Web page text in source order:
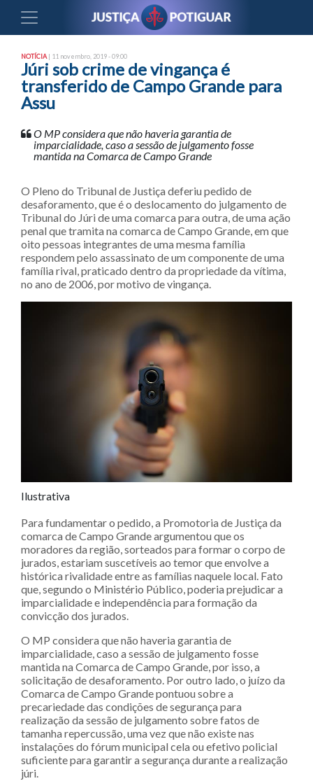
NOTÍCIA | 11 novembro, 2019 - 09:00
Júri sob crime de vingança é
transferido de Campo Grande para
Assu
O MP considera que não haveria garantia de
imparcialidade, caso a sessão de julgamento fosse
mantida na Comarca de Campo Grande
O Pleno do Tribunal de Justiça deferiu pedido de
desaforamento, que é o deslocamento do julgamento de
Tribunal do Júri de uma comarca para outra, de uma ação
penal que tramita na comarca de Campo Grande, em que
oito pessoas integrantes de uma mesma família
respondem pelo assassinato de um componente de uma
família rival, praticado dentro da propriedade da vítima,
no ano de 2006, por motivo de vingança.
Ilustrativa
Para fundamentar o pedido, a Promotoria de Justiça da
comarca de Campo Grande argumentou que os
moradores da região, sorteados para formar o corpo de
jurados, estariam suscetíveis ao temor que envolve a
histórica rivalidade entre as famílias naquele local. Fato
que, segundo o Ministério Público, poderia prejudicar a
imparcialidade e independência para formação da
convicção dos jurados.
O MP considera que não haveria garantia de
imparcialidade, caso a sessão de julgamento fosse
mantida na Comarca de Campo Grande, por isso, a
solicitação de desaforamento. Por outro lado, o juízo da
Comarca de Campo Grande pontuou sobre a
precariedade das condições de segurança para
realização da sessão de julgamento sobre fatos de
tamanha repercussão, uma vez que não existe nas
instalações do fórum municipal cela ou efetivo policial
suficiente para garantir a segurança durante a realização
júri.